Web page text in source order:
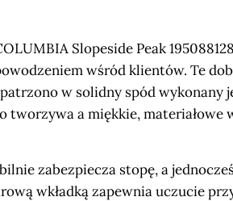
Slopeside Peak
wśród klientów. Te
w solidny spód wykonany
tworzywa a miękkie, materiałowe
zabezpiecza stopę, a
wkładką zapewnia uczucie